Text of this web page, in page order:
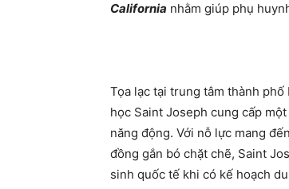
California nhằm giúp phụ
Tọa lạc tại trung tâm thành
học Saint Joseph cung cấp
năng động. Với nỗ lực mang
đồng gắn bó chặt chẽ, Saint
sinh quốc tế khi có kế hoạch